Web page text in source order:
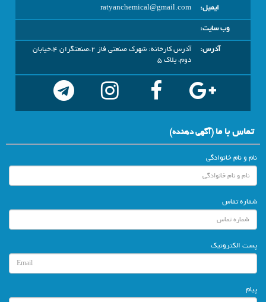
ایمیل:
ratyanchemical@gmail.com
وب سایت:
آدرس:
آدرس کارخانه: شهرک صنعتی فاز 2،صنعتگران 4،خیابان
دوم، پلاک 5
تماس با ما(آگهي دهنده)
نام و نام خانوادگی
شماره تماس
پست الکترونیک
پیام